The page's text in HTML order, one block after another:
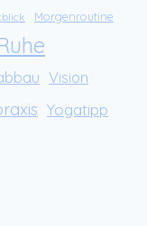
Morgenroutine
Vision
Yogatipp